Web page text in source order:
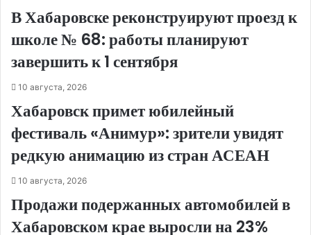
В Хабаровске реконструируют проезд к
школе № 68: работы планируют
завершить к 1 сентября
10 августа, 2026
Хабаровск примет юбилейный
фестиваль «Анимур»: зрители увидят
редкую анимацию из стран АСЕАН
10 августа, 2026
Продажи подержанных автомобилей в
Хабаровском крае выросли на 23%